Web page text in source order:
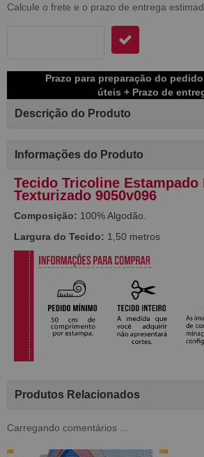
Calcule o frete e o prazo de entrega
Prazo para preparação do
úteis + Prazo de
Descrição do Produto
Informações do Produto
Tecido Tricoline Estampado
Texturizado 9050v096
Composição: 100% Algodão.
Largura do Tecido: 1,50 metros
Produtos Relacionados
Carregando comentários ...